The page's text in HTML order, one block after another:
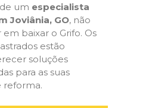
um especialista
Joviânia, GO, não
baixar o Grifo. Os
estão
soluções
para as suas
reforma.